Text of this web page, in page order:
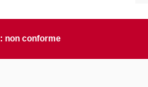
non conforme